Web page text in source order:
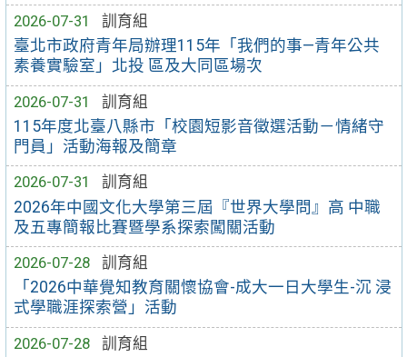
2026-07-31
訓育組
臺北市政府青年局辦理115年「我們的事—青年公共
素養實驗室」北投 區及大同區場次
2026-07-31
訓育組
115年度北臺八縣市「校園短影音徵選活動－情緒守
門員」活動海報及簡章
2026-07-31
訓育組
2026年中國文化大學第三屆『世界大學問』高 中職
及五專簡報比賽暨學系探索闖關活動
2026-07-28
訓育組
「2026中華覺知教育關懷協會-成大一日大學生-沉 浸
式學職涯探索營」活動
2026-07-28
訓育組